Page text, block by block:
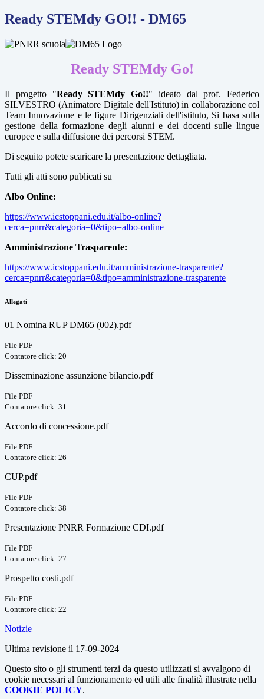
Ready STEMdy GO!! - DM65
Ready STEMdy Go!
Il progetto "Ready STEMdy Go!!" ideato dal prof. Federico
SILVESTRO (Animatore Digitale dell'Istituto) in collaborazione col
Team Innovazione e le figure Dirigenziali dell'istituto, Si basa sulla
gestione della formazione degli alunni e dei docenti sulle lingue
europee e sulla diffusione dei percorsi STEM.
Di seguito potete scaricare la presentazione dettagliata.
Tutti gli atti sono publicati su
Albo Online:
https://www.icstoppani.edu.it/albo-online?
cerca=pnrr&categoria=0&tipo=albo-online
Amministrazione Trasparente:
https://www.icstoppani.edu.it/amministrazione-trasparente?
cerca=pnrr&categoria=0&tipo=amministrazione-trasparente
Allegati
01 Nomina RUP DM65 (002).pdf
File PDF
Contatore click: 20
Disseminazione assunzione bilancio.pdf
File PDF
Contatore click: 31
Accordo di concessione.pdf
File PDF
Contatore click: 26
CUP.pdf
File PDF
Contatore click: 38
Presentazione PNRR Formazione CDI.pdf
File PDF
Contatore click: 27
Prospetto costi.pdf
File PDF
Contatore click: 22
Notizie
Ultima revisione il 17-09-2024
Questo sito o gli strumenti terzi da questo utilizzati si avvalgono di
cookie necessari al funzionamento ed utili alle finalità illustrate nella
COOKIE POLICY.